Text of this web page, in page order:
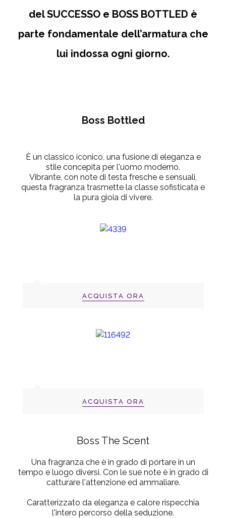
del SUCCESSO e BOSS BOTTLED è
parte fondamentale dell’armatura che
lui indossa ogni giorno.
Boss Bottled
È un classico iconico, una fusione di eleganza e
stile concepita per l'uomo moderno.
Vibrante, con note di testa fresche e sensuali,
questa fragranza trasmette la classe sofisticata e
la pura gioia di vivere.
ACQUISTA ORA
ACQUISTA ORA
Boss The Scent
Una fragranza che è in grado di portare in un
tempo e luogo diversi. Con le sue note è in grado di
catturare l'attenzione ed ammaliare.
Caratterizzato da eleganza e calore rispecchia
l'intero percorso della seduzione.